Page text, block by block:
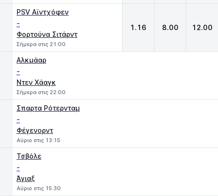
PSV Αϊντχόφεν
-
Φορτούνα Σιτάρντ
Σήμερα στις 21:00
1.16 8.00 12.00
Αλκμάαρ
-
Ντεν Χάαγκ
Σήμερα στις 22:00
Σπαρτα Ρότερνταμ
-
Φέγενορντ
Αύριο στις 13:15
Τσβόλε
-
Άγιαξ
Αύριο στις 15:30